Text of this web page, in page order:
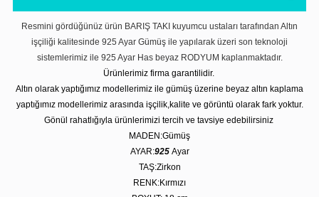
Resmini gördüğünüz ürün BARIŞ TAKI kuyumcu ustaları tarafından Altın
işçiliği kalitesinde 925 Ayar Gümüş ile yapılarak üzeri son teknoloji
sistemlerimiz ile 925 Ayar Has beyaz RODYUM kaplanmaktadır.
Ürünlerimiz firma garantilidir.
Altın olarak yaptığımız modellerimiz ile gümüş üzerine beyaz altın kaplama
yaptığımız modellerimiz arasında işçilik,kalite ve görüntü olarak fark yoktur.
Gönül rahatlığıyla ürünlerimizi tercih ve tavsiye edebilirsiniz
MADEN:Gümüş
AYAR:925 Ayar
TAŞ:Zirkon
RENK:Kırmızı